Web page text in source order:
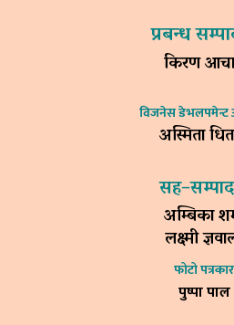
प्रबन्ध
किरण
विजनेस डेभलपमेन्ट
अस्मिता
अम्बिका
लक्ष्मी
फोटो पत्रकार
पुष्पा पाल